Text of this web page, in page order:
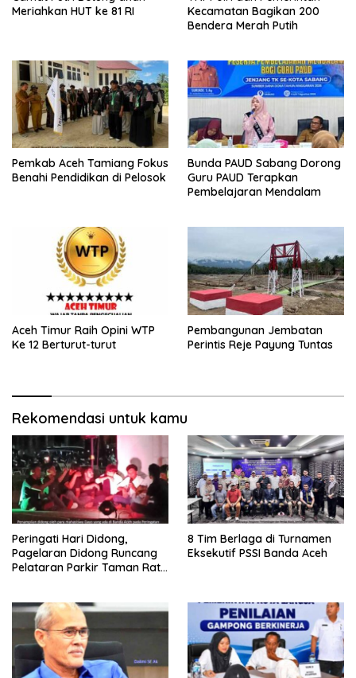
Meriahkan HUT ke 81 RI
Kecamatan Bagikan 200
Bendera Merah Putih
Pemkab Aceh Tamiang Fokus
Benahi Pendidikan di Pelosok
Bunda PAUD Sabang Dorong
Guru PAUD Terapkan
Pembelajaran Mendalam
Aceh Timur Raih Opini WTP
Ke 12 Berturut-turut
Pembangunan Jembatan
Perintis Reje Payung Tuntas
Rekomendasi untuk kamu
Peringati Hari Didong,
Pagelaran Didong Runcang
Pelataran Parkir Taman Ratu
8 Tim Berlaga di Turnamen
Eksekutif PSSI Banda Aceh